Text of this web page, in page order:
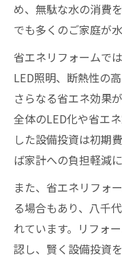
め、無駄な水の消費
でも多くのご家庭が
省エネリフォームで
LED照明、断熱性の
さらなる省エネ効果
全体のLED化や省エ
した設備投資は初期
ば家計への負担軽減
また、省エネリフォ
る場合もあり、八千
れています。リフォ
認し、賢く設備投資